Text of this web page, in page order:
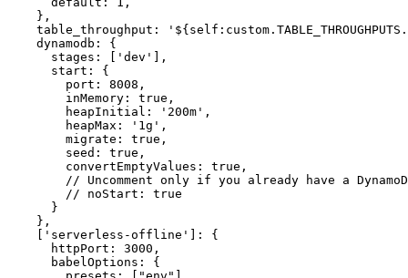
    },
table_throughput:
    dynamodb: {
      stages: ['dev'],
      start: {
        port: 8008,
        inMemory: true,
        heapInitial: '200m',
        heapMax: '1g',
        migrate: true,
        seed: true,
        convertEmptyValues: true,
// Uncomment only if you already have a
        // noStart: true
      }
    },
    ['serverless-offline']: {
      httpPort: 3000,
      babelOptions: {